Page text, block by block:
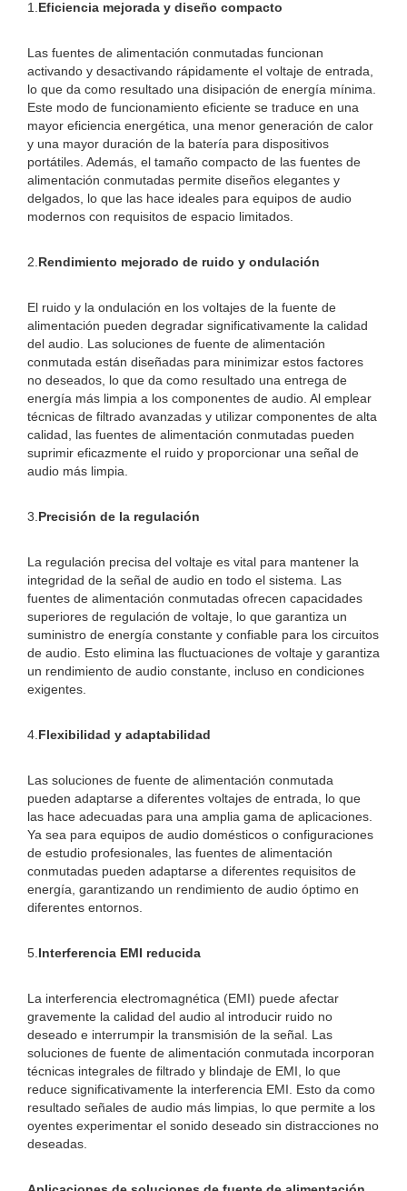
1. Eficiencia mejorada y diseño compacto
Las fuentes de alimentación conmutadas funcionan
activando y desactivando rápidamente el voltaje de entrada,
lo que da como resultado una disipación de energía mínima.
Este modo de funcionamiento eficiente se traduce en una
mayor eficiencia energética, una menor generación de calor
y una mayor duración de la batería para dispositivos
portátiles. Además, el tamaño compacto de las fuentes de
alimentación conmutadas permite diseños elegantes y
delgados, lo que las hace ideales para equipos de audio
modernos con requisitos de espacio limitados.
2. Rendimiento mejorado de ruido y ondulación
El ruido y la ondulación en los voltajes de la fuente de
alimentación pueden degradar significativamente la calidad
del audio. Las soluciones de fuente de alimentación
conmutada están diseñadas para minimizar estos factores
no deseados, lo que da como resultado una entrega de
energía más limpia a los componentes de audio. Al emplear
técnicas de filtrado avanzadas y utilizar componentes de alta
calidad, las fuentes de alimentación conmutadas pueden
suprimir eficazmente el ruido y proporcionar una señal de
audio más limpia.
3. Precisión de la regulación
La regulación precisa del voltaje es vital para mantener la
integridad de la señal de audio en todo el sistema. Las
fuentes de alimentación conmutadas ofrecen capacidades
superiores de regulación de voltaje, lo que garantiza un
suministro de energía constante y confiable para los circuitos
de audio. Esto elimina las fluctuaciones de voltaje y garantiza
un rendimiento de audio constante, incluso en condiciones
exigentes.
4. Flexibilidad y adaptabilidad
Las soluciones de fuente de alimentación conmutada
pueden adaptarse a diferentes voltajes de entrada, lo que
las hace adecuadas para una amplia gama de aplicaciones.
Ya sea para equipos de audio domésticos o configuraciones
de estudio profesionales, las fuentes de alimentación
conmutadas pueden adaptarse a diferentes requisitos de
energía, garantizando un rendimiento de audio óptimo en
diferentes entornos.
5. Interferencia EMI reducida
La interferencia electromagnética (EMI) puede afectar
gravemente la calidad del audio al introducir ruido no
deseado e interrumpir la transmisión de la señal. Las
soluciones de fuente de alimentación conmutada incorporan
técnicas integrales de filtrado y blindaje de EMI, lo que
reduce significativamente la interferencia EMI. Esto da como
resultado señales de audio más limpias, lo que permite a los
oyentes experimentar el sonido deseado sin distracciones no
deseadas.